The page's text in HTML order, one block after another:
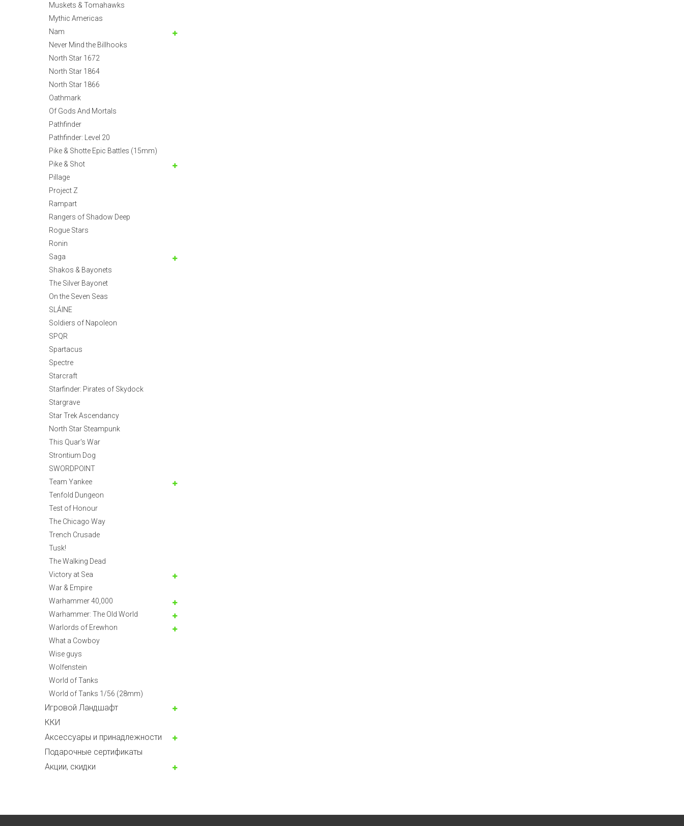
Muskets & Tomahawks
Mythic Americas
Nam
Never Mind the Billhooks
North Star 1672
North Star 1864
North Star 1866
Oathmark
Of Gods And Mortals
Pathfinder
Pathfinder: Level 20
Pike & Shotte Epic Battles (15mm)
Pike & Shot
Pillage
Project Z
Rampart
Rangers of Shadow Deep
Rogue Stars
Ronin
Saga
Shakos & Bayonets
The Silver Bayonet
On the Seven Seas
SLÁINE
Soldiers of Napoleon
SPQR
Spartacus
Spectre
Starcraft
Starfinder: Pirates of Skydock
Stargrave
Star Trek Ascendancy
North Star Steampunk
This Quar's War
Strontium Dog
SWORDPOINT
Team Yankee
Tenfold Dungeon
Test of Honour
The Chicago Way
Trench Crusade
Tusk!
The Walking Dead
Victory at Sea
War & Empire
Warhammer 40,000
Warhammer: The Old World
Warlords of Erewhon
What a Cowboy
Wise guys
Wolfenstein
World of Tanks
World of Tanks 1/56 (28mm)
Игровой Ландшафт
ККИ
Аксессуары и принадлежности
Подарочные сертификаты
Акции, скидки